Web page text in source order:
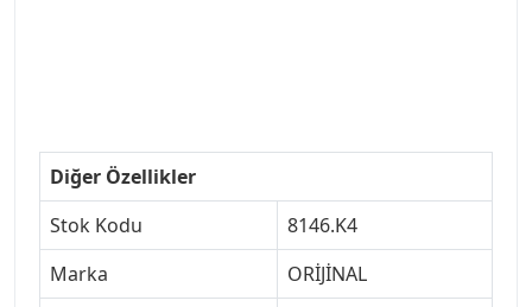
Diğer Özellikler
Stok Kodu
8146.K4
Marka
ORİJİNAL